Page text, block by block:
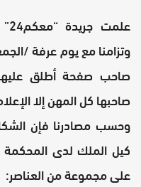
وتزامنا مع يوم عرفة /
صاحب صفحة أطلق
صاحبها كل المهن إلا
وحسب مصادرنا فإن
كيل الملك لدى المحكمة
على مجموعة من العناصر: